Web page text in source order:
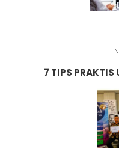
7 TIPS PRAKTIS